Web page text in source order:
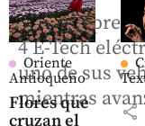
Oriente
Antioqueño
Flores que
cruzan el
share
Renault
4 E-Tech
uno de sus
mientras